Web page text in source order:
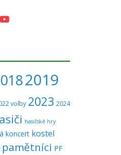
2019
volby 2023 2024
hasičské hry
koncert kostel
pamětníci PF